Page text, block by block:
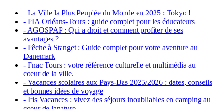
- La Ville la Plus Peuplée du Monde en 2025 : Tokyo !
- PIA Orléans-Tours : guide complet pour les éducateurs
- AGOSPAP : Qui a droit et comment profiter de ses
avantages ?
- Pêche à Stanget : Guide complet pour votre aventure au
Danemark
- Fnac Tours : votre référence culturelle et multimédia au
coeur de la ville.
- Vacances scolaires aux Pays-Bas 2025/2026 : dates, conseils
et bonnes idées de voyage
- Iris Vacances : vivez des séjours inoubliables en camping au